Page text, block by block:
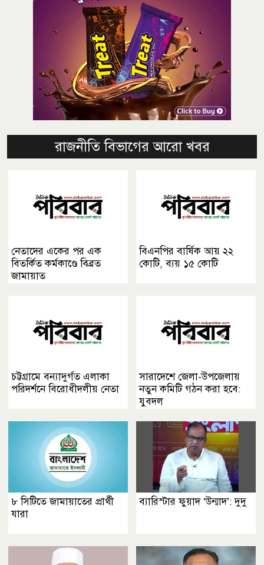
রাজনীতি বিভাগের আরো খবর
নেতাদের একের পর এক
বিতর্কিত কর্মকাণ্ডে বিব্রত
জামায়াত
বিএনপির বার্ষিক আয় ২২
কোটি, ব্যয় ১৫ কোটি
চট্টগ্রামে বন্যাদুর্গত এলাকা
পরিদর্শনে বিরোধীদলীয় নেতা
সারাদেশে জেলা-উপজেলায়
নতুন কমিটি গঠন করা হবে:
যুবদল
৮ সিটিতে জামায়াতের প্রার্থী
যারা
ব্যারিস্টার ফুয়াদ ‘উন্মাদ’: দুদু